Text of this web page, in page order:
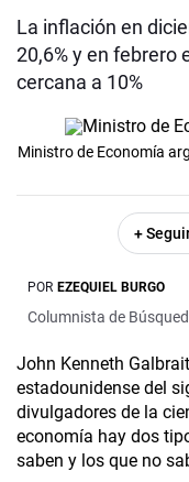
La inflación en
20,6% y en febrero
cercana a 10%
Ministro de Economía
+
POR EZEQUIEL BURGO
Columnista de
John Kenneth
estadounidense del
divulgadores de la
economía hay dos
saben y los que no